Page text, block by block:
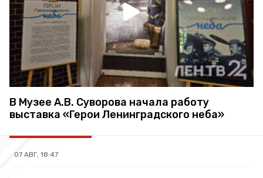
В Музее А.В. Суворова начала работу
выставка «Герои Ленинградского неба»
07 АВГ, 18:47